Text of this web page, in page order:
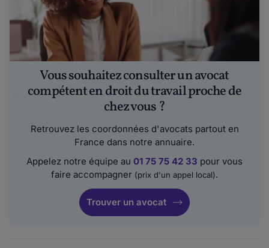
Vous souhaitez consulter un avocat
compétent en droit du travail proche de
chez vous ?
Retrouvez les coordonnées d'avocats partout en
France dans notre annuaire.
Appelez notre équipe au 01 75 75 42 33 pour vous
faire accompagner (prix d'un appel local).
Trouver un avocat